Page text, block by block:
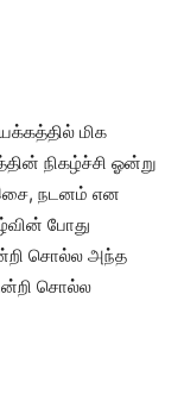
மிக
நிகழ்ச்சி ஓன்று
நடனம் என
போது
சொல்ல அந்த
சொல்ல